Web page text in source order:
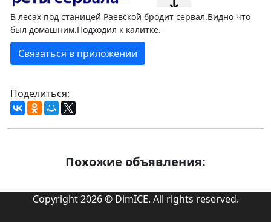
В лесах под станицей Раевской бродит сервал.Видно что
был домашним.Подходил к калитке.
Связаться в приложении
Поделиться:
Похожие объявления:
Copyright 2026 © DimICE. All rights reserved.